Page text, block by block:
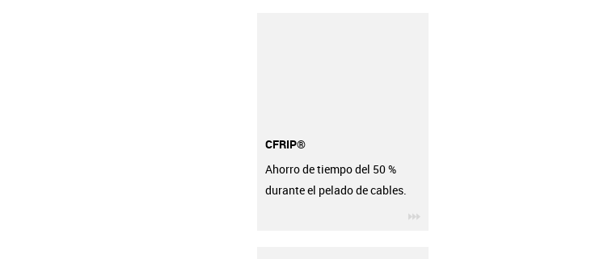
CFRIP®
Ahorro de tiempo del 50 %
durante el pelado de cables.